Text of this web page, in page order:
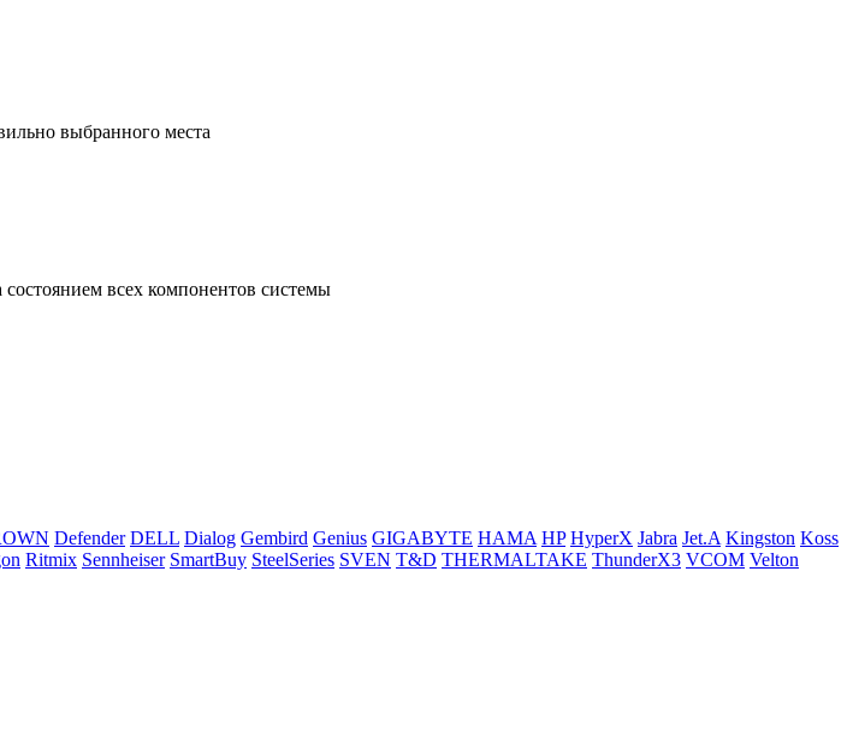
выбранного места
всех компонентов системы
Defender DELL Dialog Gembird Genius GIGABYTE HAMA HP HyperX Jabra Jet.A Kingston Koss
Ritmix Sennheiser SmartBuy SteelSeries SVEN T&D THERMALTAKE ThunderX3 VCOM Velton